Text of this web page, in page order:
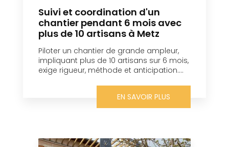
Suivi et coordination d'un
chantier pendant 6 mois avec
plus de 10 artisans à Metz
Piloter un chantier de grande ampleur,
impliquant plus de 10 artisans sur 6 mois,
exige rigueur, méthode et anticipation....
EN SAVOIR PLUS